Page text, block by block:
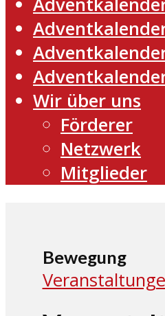
Wir über uns
Förderer
Netzwerk
Mitglieder
Bewegung